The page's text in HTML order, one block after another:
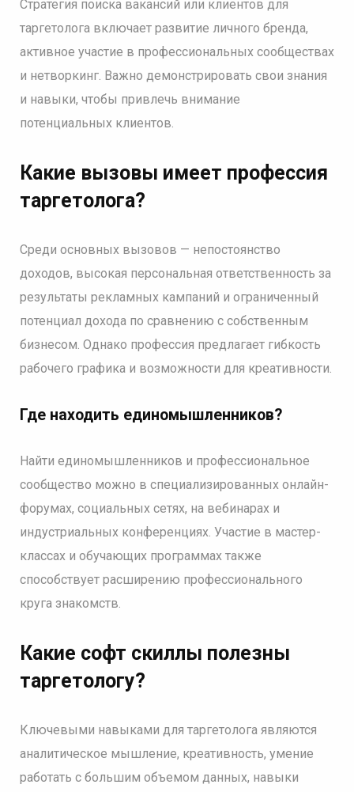
Стратегия поиска вакансий или клиентов для
таргетолога включает развитие личного бренда,
активное участие в профессиональных сообществах
и нетворкинг. Важно демонстрировать свои знания
и навыки, чтобы привлечь внимание
потенциальных клиентов.
Какие вызовы имеет профессия
таргетолога?
Среди основных вызовов — непостоянство
доходов, высокая персональная ответственность за
результаты рекламных кампаний и ограниченный
потенциал дохода по сравнению с собственным
бизнесом. Однако профессия предлагает гибкость
рабочего графика и возможности для креативности.
Где находить единомышленников?
Найти единомышленников и профессиональное
сообщество можно в специализированных онлайн-
форумах, социальных сетях, на вебинарах и
индустриальных конференциях. Участие в мастер-
классах и обучающих программах также
способствует расширению профессионального
круга знакомств.
Какие софт скиллы полезны
таргетологу?
Ключевыми навыками для таргетолога являются
аналитическое мышление, креативность, умение
работать с большим объемом данных, навыки